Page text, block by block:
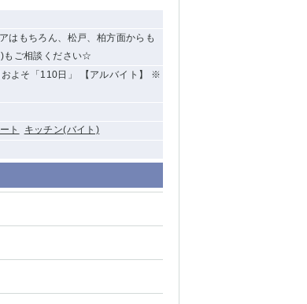
はもちろん、松戸、柏方面からも
もご相談ください☆
よそ「110日」 【アルバイト】 ※
ト キッチン(バイト)